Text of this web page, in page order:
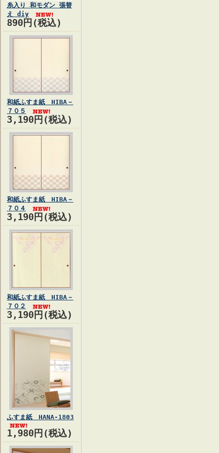
糸入り 和モダン 張替
え diy
890円(税込)
和紙ふすま紙 HIBA－
７０５
3,190円(税込)
和紙ふすま紙 HIBA－
７０４
3,190円(税込)
和紙ふすま紙 HIBA－
７０２
3,190円(税込)
ふすま紙 HANA-1803
1,980円(税込)